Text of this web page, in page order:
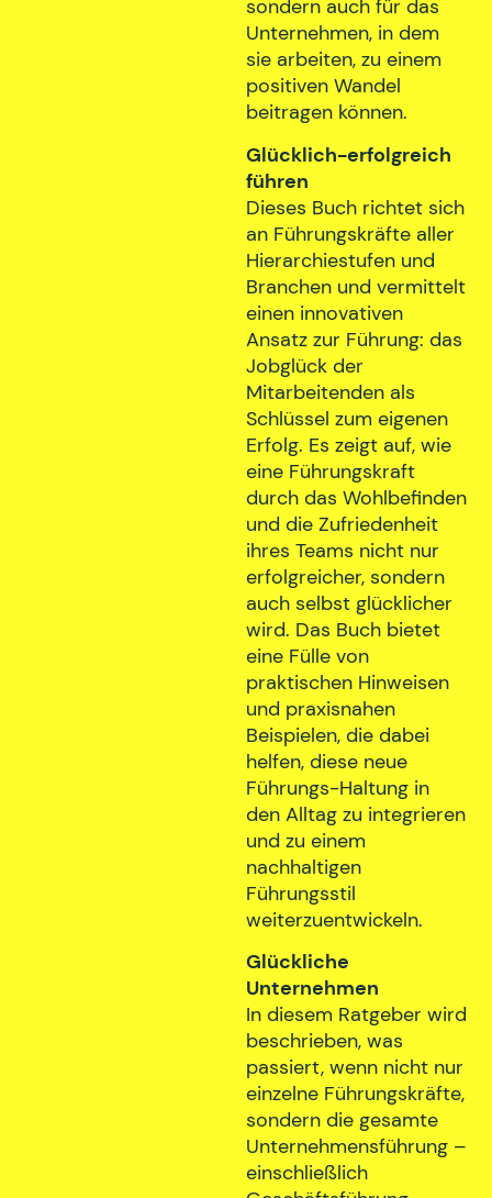
sondern auch für das
Unternehmen, in dem
sie arbeiten, zu einem
positiven Wandel
beitragen können.
Glücklich-erfolgreich
führen
Dieses Buch richtet sich
an Führungskräfte aller
Hierarchiestufen und
Branchen und vermittelt
einen innovativen
Ansatz zur Führung: das
Jobglück der
Mitarbeitenden als
Schlüssel zum eigenen
Erfolg. Es zeigt auf, wie
eine Führungskraft
durch das Wohlbefinden
und die Zufriedenheit
ihres Teams nicht nur
erfolgreicher, sondern
auch selbst glücklicher
wird. Das Buch bietet
eine Fülle von
praktischen Hinweisen
und praxisnahen
Beispielen, die dabei
helfen, diese neue
Führungs-Haltung in
den Alltag zu integrieren
und zu einem
nachhaltigen
Führungsstil
weiterzuentwickeln.
Glückliche
Unternehmen
In diesem Ratgeber wird
beschrieben, was
passiert, wenn nicht nur
einzelne Führungskräfte,
sondern die gesamte
Unternehmensführung –
einschließlich